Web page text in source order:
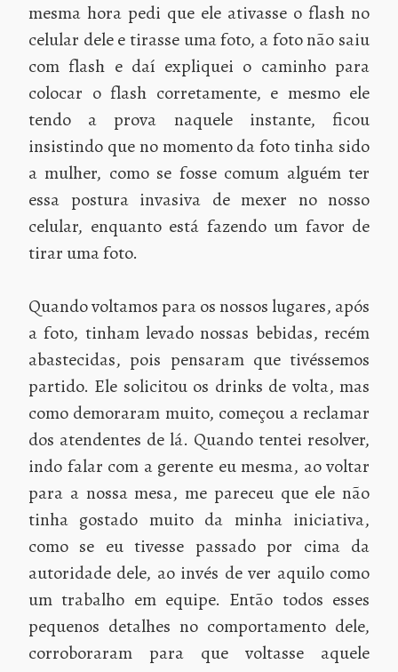
mesma hora pedi que ele ativasse o flash no
celular dele e tirasse uma foto, a foto não saiu
com flash e daí expliquei o caminho para
colocar o flash corretamente, e mesmo ele
tendo a prova naquele instante, ficou
insistindo que no momento da foto tinha sido
a mulher, como se fosse comum alguém ter
essa postura invasiva de mexer no nosso
celular, enquanto está fazendo um favor de
tirar uma foto.
Quando voltamos para os nossos lugares, após
a foto, tinham levado nossas bebidas, recém
abastecidas, pois pensaram que tivéssemos
partido. Ele solicitou os drinks de volta, mas
como demoraram muito, começou a reclamar
dos atendentes de lá. Quando tentei resolver,
indo falar com a gerente eu mesma, ao voltar
para a nossa mesa, me pareceu que ele não
tinha gostado muito da minha iniciativa,
como se eu tivesse passado por cima da
autoridade dele, ao invés de ver aquilo como
um trabalho em equipe. Então todos esses
pequenos detalhes no comportamento dele,
corroboraram para que voltasse aquele